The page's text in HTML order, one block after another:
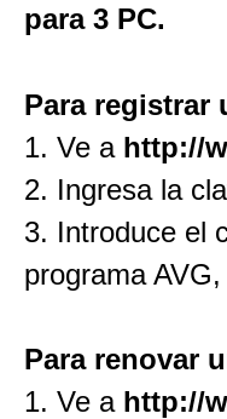
para 3 PC.
Para registrar
1. Ve a http://
2. Ingresa la
3. Introduce el
programa
Para renovar
1. Ve a http://